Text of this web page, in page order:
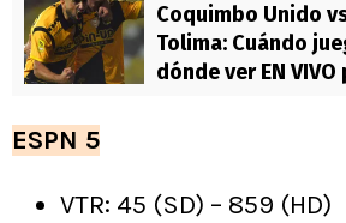
Coquimbo Unido
Tolima: Cuándo
dónde ver EN
ESPN 5
VTR: 45 (SD) – 859 (HD)